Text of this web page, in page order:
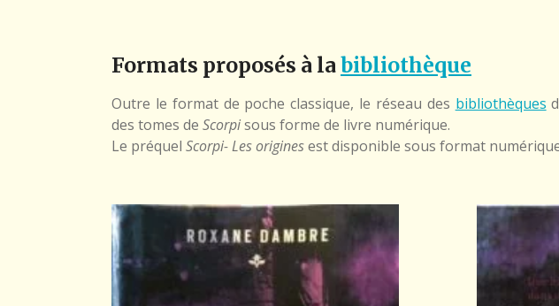
Formats proposés à labibliothèque
Outre le format de poche classique, le réseau des bibliothèques
des tomes de Scorpisous forme de livre numérique.
Le préquel Scorpi- Les originesest disponible sous format